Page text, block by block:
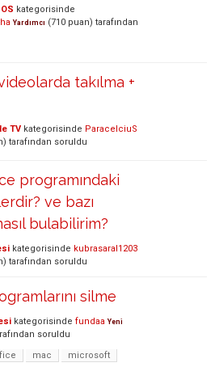
kategorisinde
Yardımcı (710 puan) tarafından
takılma +
TV kategorisinde ParacelciuS
tarafından soruldu
programındaki
ve bazı
bulabilirim?
kategorisinde kubrasaral1203
tarafından soruldu
silme
kategorisinde fundaa Yeni
soruldu
mac microsoft